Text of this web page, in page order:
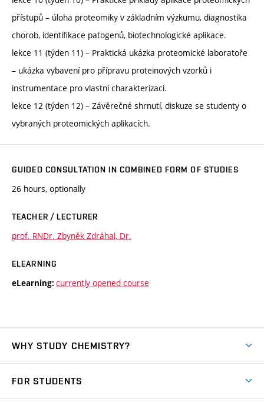
přístupů – úloha proteomiky v základním výzkumu, diagnostika
chorob, identifikace patogenů, biotechnologické aplikace.
lekce 11 (týden 11) – Praktická ukázka proteomické laboratoře
– ukázka vybavení pro přípravu proteinových vzorků i
instrumentace pro vlastní charakterizaci.
lekce 12 (týden 12) – Závěrečné shrnutí, diskuze se studenty o
vybraných proteomických aplikacích.
GUIDED CONSULTATION IN COMBINED FORM OF STUDIES
26 hours, optionally
TEACHER / LECTURER
prof. RNDr. Zbyněk Zdráhal, Dr.
ELEARNING
eLearning: currently opened course
WHY STUDY CHEMISTRY?
FOR STUDENTS